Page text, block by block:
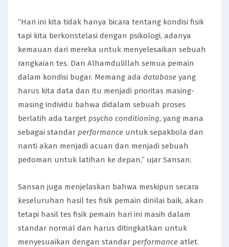
“Hari ini kita tidak hanya bicara tentang kondisi fisik
tapi kita berkonstelasi dengan psikologi, adanya
kemauan dari mereka untuk menyelesaikan sebuah
rangkaian tes. Dan Alhamdulillah semua pemain
dalam kondisi bugar. Memang ada database yang
harus kita data dan itu menjadi prioritas masing-
masing individu bahwa didalam sebuah proses
berlatih ada target psycho conditioning, yang mana
sebagai standar performance untuk sepakbola dan
nanti akan menjadi acuan dan menjadi sebuah
pedoman untuk latihan ke depan,” ujar Sansan.
Sansan juga menjelaskan bahwa meskipun secara
keseluruhan hasil tes fisik pemain dinilai baik, akan
tetapi hasil tes fisik pemain hari ini masih dalam
standar normal dan harus ditingkatkan untuk
menyesuaikan dengan standar performance atlet.